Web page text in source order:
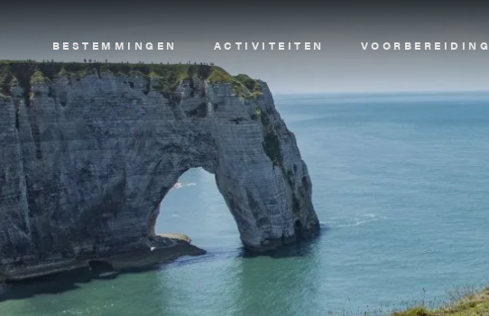
BESTEMMINGEN ACTIVITEITEN VOORBEREIDING
Image